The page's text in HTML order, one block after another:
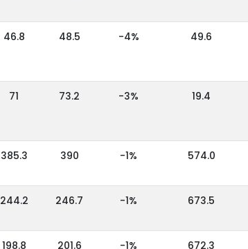
46.8 48.5 -4% 49.6
71 73.2 -3% 19.4
385.3 390 -1% 574.0
244.2 246.7 -1% 673.5
198.8 201.6 -1% 672.3